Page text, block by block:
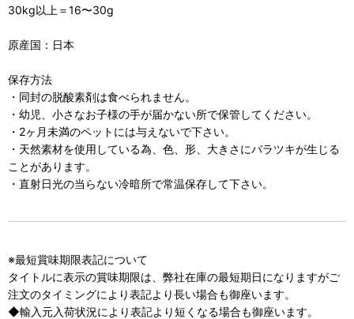
30kg以上＝16〜30g
原産国：日本
保存方法
・同封の脱酸素剤は食べられません。
・幼児、小さなお子様の手が届かない所で保管してください。
・2ヶ月未満のペットには与えないで下さい。
・天然素材を使用している為、色、形、大きさにバラツキが生じる
ことがあります。
・直射日光の当らない冷暗所で常温保存して下さい。
※最短賞味期限表記について
タイトルに表示の賞味期限は、弊社在庫の最短期日になりますがご
注文のタイミングにより表記より長い場合も御座います。
◆輸入元入荷状況により表記より短くなる場合も御座います。